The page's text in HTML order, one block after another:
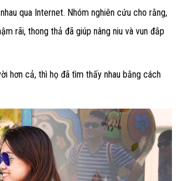
qua Internet. Nhóm nghiên cứu cho rằng,
rãi, thong thả đã giúp nâng niu và vun đắp
hơn cả, thì họ đã tìm thấy nhau bằng cách